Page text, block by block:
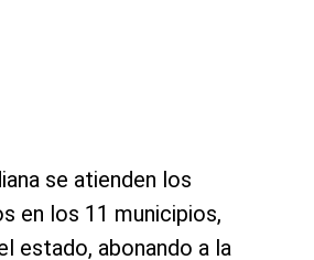
se atienden los
en los 11 municipios,
estado, abonando a la